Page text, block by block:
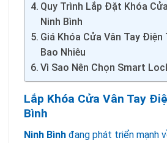
Quy Trình Lắp Đặt Khóa
Ninh Bình
Giá Khóa Cửa Vân Tay Điện
Bao Nhiêu
Vì Sao Nên Chọn Smart
Lắp Khóa Cửa Vân Tay
Bình
Ninh Bình đang phát triển mạnh